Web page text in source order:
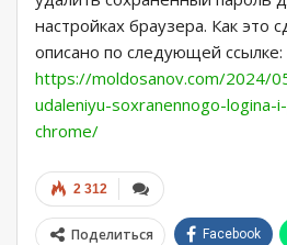
настройках браузера. Как это
описано по следующей ссылке:
https://moldosanov.com/2024/
udaleniyu-soxranennogo-logina-
chrome/
2 312
Поделиться Facebook